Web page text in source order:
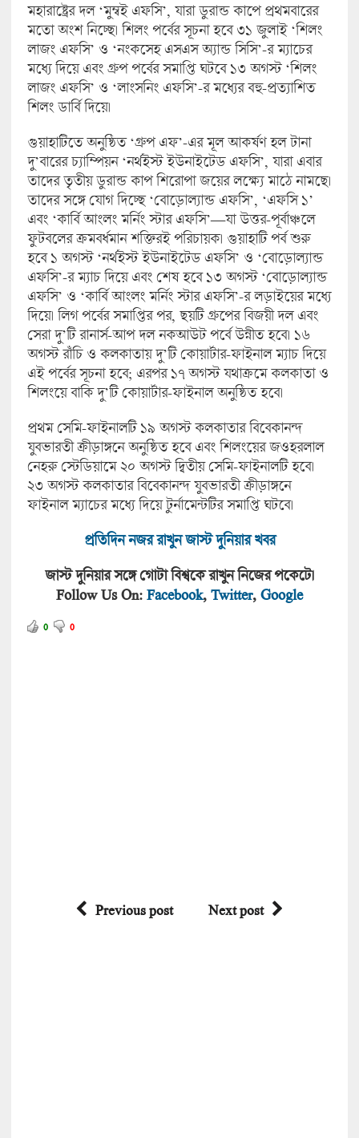
মহারাষ্ট্রের দল ‘মুম্বই এফসি’, যারা ডুরান্ড কাপে প্রথমবারের
মতো অংশ নিচ্ছে। শিলং পর্বের সূচনা হবে ৩১ জুলাই ‘শিলং
লাজং এফসি’ ও ‘নংকসেহ এসএস অ্যান্ড সিসি’-র ম্যাচের
মধ্যে দিয়ে এবং গ্রুপ পর্বের সমাপ্তি ঘটবে ১৩ অগস্ট ‘শিলং
লাজং এফসি’ ও ‘লাংসনিং এফসি’-র মধ্যের বহু-প্রত্যাশিত
শিলং ডার্বি দিয়ে।
গুয়াহাটিতে অনুষ্ঠিত ‘গ্রুপ এফ’-এর মূল আকর্ষণ হল টানা
দু’বারের চ্যাম্পিয়ন ‘নর্থইস্ট ইউনাইটেড এফসি’, যারা এবার
তাদের তৃতীয় ডুরান্ড কাপ শিরোপা জয়ের লক্ষ্যে মাঠে নামছে।
তাদের সঙ্গে যোগ দিচ্ছে ‘বোড়োল্যান্ড এফসি’, ‘এফসি ১’
এবং ‘কার্বি আংলং মর্নিং স্টার এফসি’—যা উত্তর-পূর্বাঞ্চলে
ফুটবলের ক্রমবর্ধমান শক্তিরই পরিচায়ক। গুয়াহাটি পর্ব শুরু
হবে ১ অগস্ট ‘নর্থইস্ট ইউনাইটেড এফসি’ ও ‘বোড়োল্যান্ড
এফসি’-র ম্যাচ দিয়ে এবং শেষ হবে ১৩ অগস্ট ‘বোড়োল্যান্ড
এফসি’ ও ‘কার্বি আংলং মর্নিং স্টার এফসি’-র লড়াইয়ের মধ্যে
দিয়ে। লিগ পর্বের সমাপ্তির পর, ছয়টি গ্রুপের বিজয়ী দল এবং
সেরা দু’টি রানার্স-আপ দল নকআউট পর্বে উন্নীত হবে। ১৬
অগস্ট রাঁচি ও কলকাতায় দু’টি কোয়ার্টার-ফাইনাল ম্যাচ দিয়ে
এই পর্বের সূচনা হবে; এরপর ১৭ অগস্ট যথাক্রমে কলকাতা ও
শিলংয়ে বাকি দু’টি কোয়ার্টার-ফাইনাল অনুষ্ঠিত হবে।
প্রথম সেমি-ফাইনালটি ১৯ অগস্ট কলকাতার বিবেকানন্দ
যুবভারতী ক্রীড়াঙ্গনে অনুষ্ঠিত হবে এবং শিলংয়ের জওহরলাল
নেহরু স্টেডিয়ামে ২০ অগস্ট দ্বিতীয় সেমি-ফাইনালটি হবে।
২৩ অগস্ট কলকাতার বিবেকানন্দ যুবভারতী ক্রীড়াঙ্গনে
ফাইনাল ম্যাচের মধ্যে দিয়ে টুর্নামেন্টটির সমাপ্তি ঘটবে।
প্রতিদিন নজর রাখুন জাস্ট দুনিয়ার খবর
জাস্ট দুনিয়ার সঙ্গে গোটা বিশ্বকে রাখুন নিজের পকেটে।
Follow Us On: Facebook, Twitter, Google
0 0
Previous post Next post